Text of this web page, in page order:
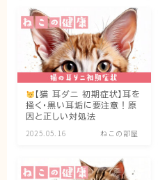
【猫 耳ダニ 初期症状】耳を
掻く・黒い耳垢に要注意！原
因と正しい対処法
2025.05.16 ねこの部屋